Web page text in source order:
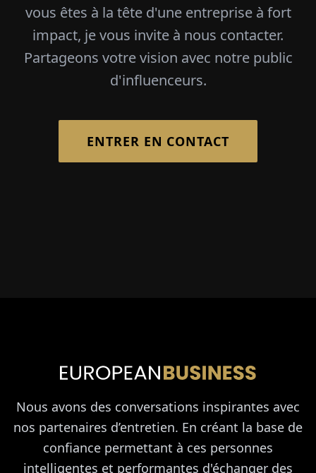
vous êtes à la tête d'une entreprise à fort
impact, je vous invite à nous contacter.
Partageons votre vision avec notre public
d'influenceurs.
ENTRER EN CONTACT
Nous avons des conversations inspirantes avec
nos partenaires d’entretien. En créant la base de
confiance permettant à ces personnes
intelligentes et performantes d'échanger des